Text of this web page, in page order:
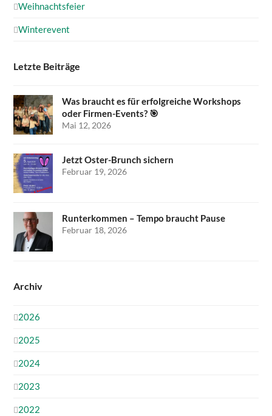
Weihnachtsfeier
Winterevent
Letzte Beiträge
Was braucht es für erfolgreiche Workshops
oder Firmen-Events? 🎯
Mai 12, 2026
Jetzt Oster-Brunch sichern
Februar 19, 2026
Runterkommen – Tempo braucht Pause
Februar 18, 2026
Archiv
2026
2025
2024
2023
2022